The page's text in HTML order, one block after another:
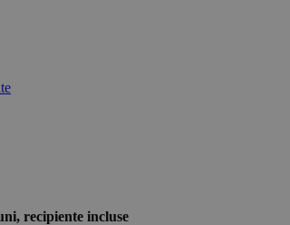
recipiente incluse